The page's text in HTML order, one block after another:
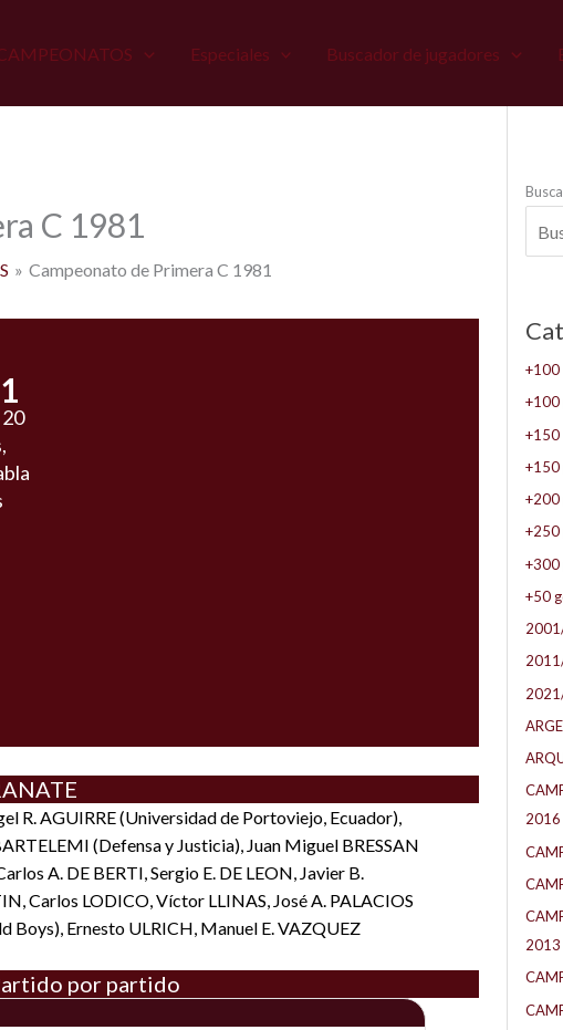
Especiales Buscador de jugadores
C 1981
Campeonato de Primera C 1981
R. AGUIRRE (Universidad de Portoviejo, Ecuador),
(Defensa y Justicia), Juan Miguel BRESSAN
A. DE BERTI, Sergio E. DE LEON, Javier B.
Carlos LODICO, Víctor LLINAS, José A. PALACIOS
Boys), Ernesto ULRICH, Manuel E. VAZQUEZ
por partido
+100
+150
+50
2016
2013